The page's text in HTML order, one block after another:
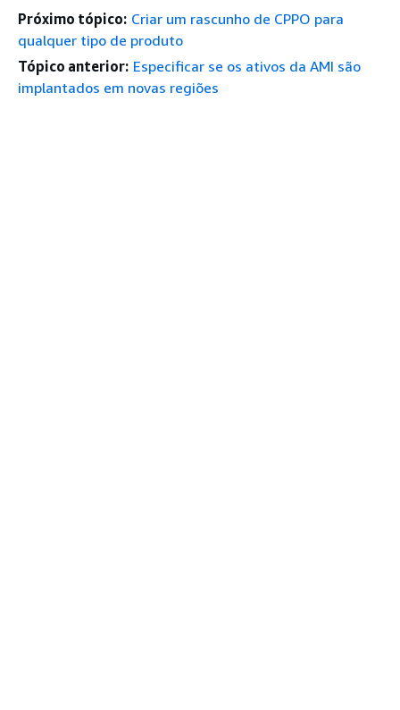
Próximo tópico: Criar um rascunho de CPPO para
qualquer tipo de produto
Tópico anterior: Especificar se os ativos da AMI são
implantados em novas regiões